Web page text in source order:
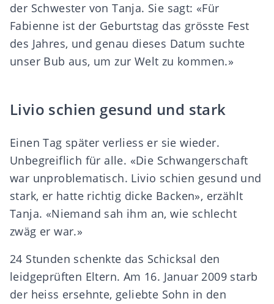
der Schwester von Tanja. Sie sagt: «Für
Fabienne ist der Geburtstag das grösste Fest
des Jahres, und genau dieses Datum suchte
unser Bub aus, um zur Welt zu kommen.»
Livio schien gesund und stark
Einen Tag später verliess er sie wieder.
Unbegreiflich für alle. «Die Schwangerschaft
war unproblematisch. Livio schien gesund und
stark, er hatte richtig dicke Backen», erzählt
Tanja. «Niemand sah ihm an, wie schlecht
zwäg er war.»
24 Stunden schenkte das Schicksal den
leidgeprüften Eltern. Am 16. Januar 2009 starb
der heiss ersehnte, geliebte Sohn in den